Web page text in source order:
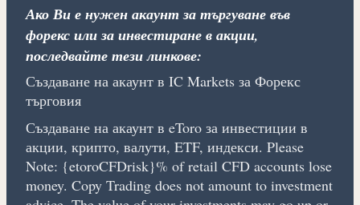
Ако Ви е нужен акаунт за търгуване във
форекс или за инвестиране в акции,
последвайте тези линкове:
Създаване на акаунт в IC Markets за Форекс
търговия
Създаване на акаунт в eToro за инвестиции в
акции, крипто, валути, ETF, индекси. Please
Note: {etoroCFDrisk}% of retail CFD accounts lose
money. Copy Trading does not amount to investment